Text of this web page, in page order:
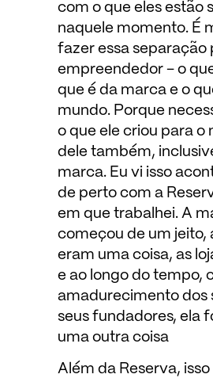
com o que eles estão
naquele momento. É
fazer essa separação
empreendedor – o
que é da marca e o
mundo. Porque
o que ele criou para o
dele também,
marca. Eu vi isso
de perto com a
em que trabalhei. A
começou de um jeito,
eram uma coisa, as
e ao longo do tempo,
amadurecimento dos
seus fundadores, ela
uma outra coisa
Além da Reserva,